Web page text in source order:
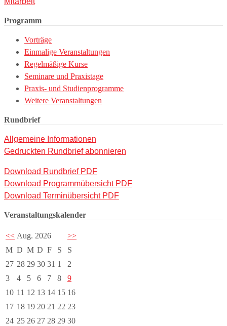
Programm
Vorträge
Einmalige Veranstaltungen
Regelmäßige Kurse
Seminare und Praxistage
Praxis- und Studienprogramme
Weitere Veranstaltungen
Rundbrief
Allgemeine Informationen
Gedruckten Rundbrief abonnieren
Download Rundbrief PDF
Download Programmübersicht PDF
Download Terminübersicht PDF
Veranstaltungskalender
<< Aug. 2026
>>
M D M D F S
S
27 28 29 30 31 1
2
3
4 5 6 7 8
9
10 11 12 13 14 15 16
17 18 19 20 21 22 23
24 25 26 27 28 29 30